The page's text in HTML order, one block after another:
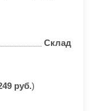
Склад
руб.)